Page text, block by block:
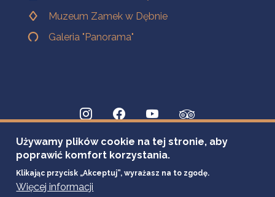
Muzeum Zamek w Dębnie
Galeria "Panorama"
Używamy plików cookie na tej stronie, aby
poprawić komfort korzystania.
Klikając przycisk „Akceptuj”, wyrażasz na to zgodę.
Więcej informacji